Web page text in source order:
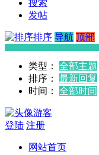
搜索
发帖
排序 导航 顶部
类型： 全部主题
排序：
最新回复
时间：
全部时间
游客
登陆 注册
网站首页